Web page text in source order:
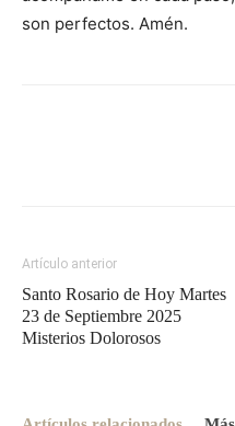
son perfectos. Amén.
Artículo anterior
Santo Rosario de Hoy Martes
23 de Septiembre 2025
Misterios Dolorosos